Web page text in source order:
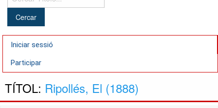
Títols...
Iniciar sessió
Participar
TÍTOL: Ripollés, El (1888)